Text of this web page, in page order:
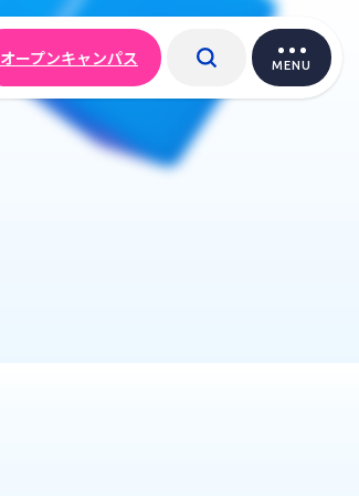
オープンキャンパス MENU